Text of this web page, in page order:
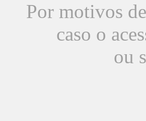
Por motivos
caso o
ou